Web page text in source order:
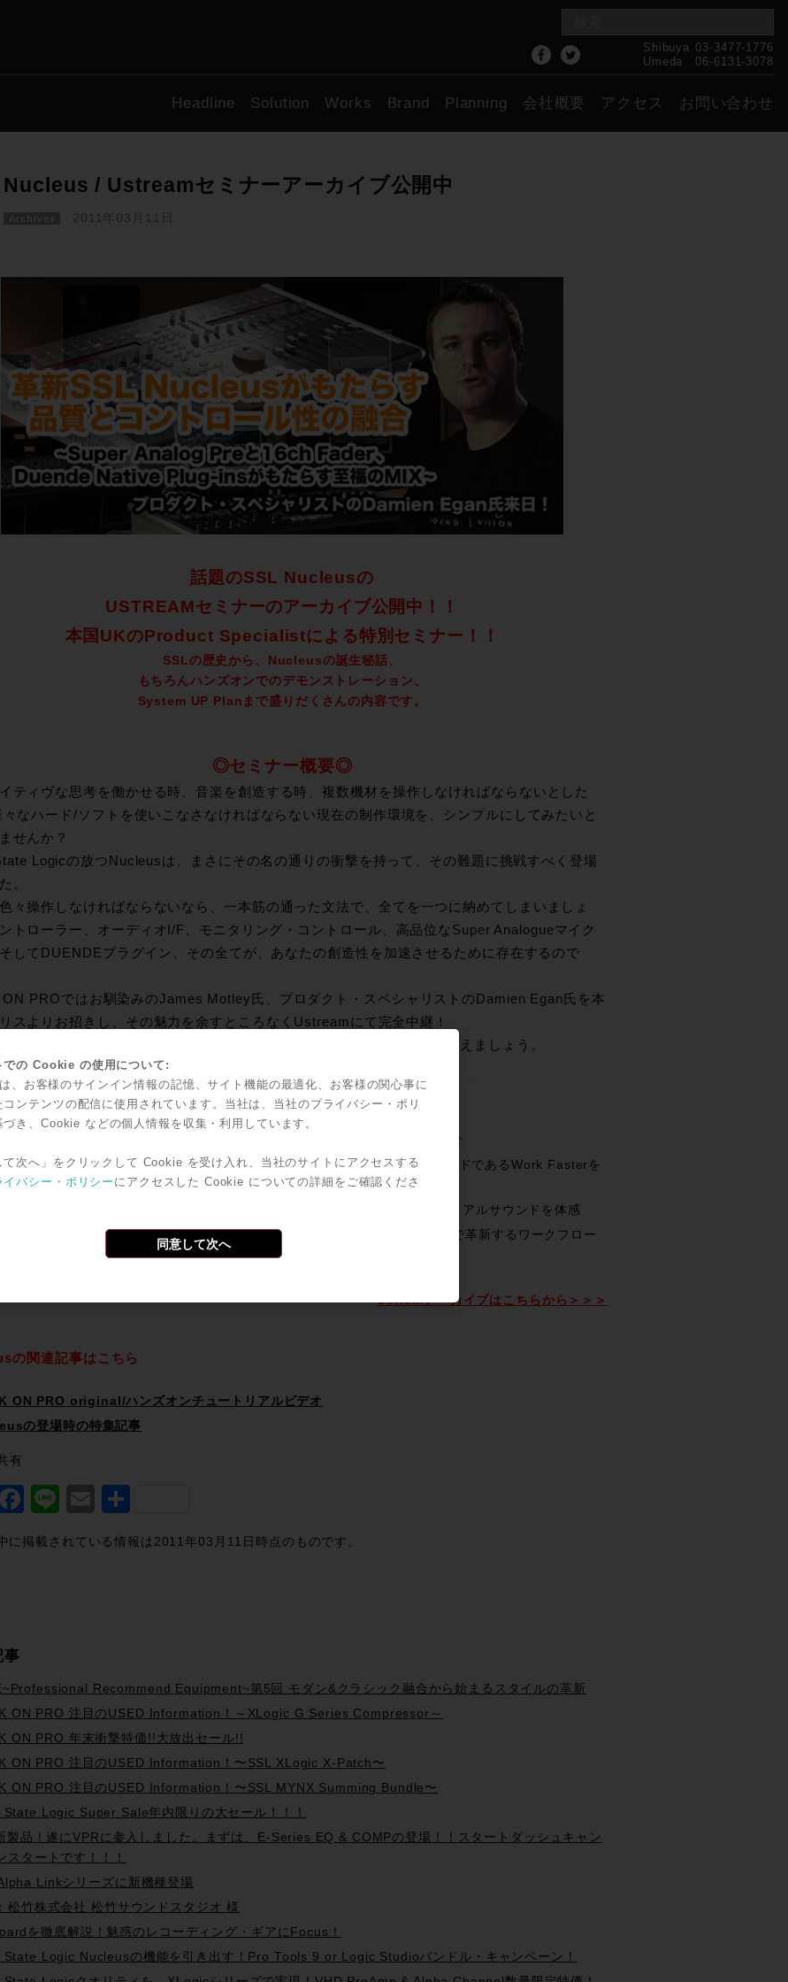
Shibuya 03-3477-1776
Umeda
06-6131-3078
Headline Solution Works Brand Planning 会社概要 アクセス お問い合わせ
Nucleus / Ustreamセミナーアーカイブ公開中
2011年03月11日
話題のSSL Nucleusの
USTREAMセミナーのアーカイブ公開中！！
本国UKのProduct Specialistによる特別セミナー！！
SSLの歴史から、Nucleusの誕生秘話、
もちろんハンズオンでのデモンストレーション、
System UP Planまで盛りだくさんの内容です。
◎セミナー概要◎
ティヴな思考を働かせる時、音楽を創造する時、複数機材を操作しなければならないとした
々なハード/ソフトを使いこなさなければならない現在の制作環境を、シンプルにしてみたいと
せんか？
Logicの放つNucleusは、まさにその名の通りの衝撃を持って、その難題に挑戦すべく登場
。
々操作しなければならないなら、一本筋の通った文法で、全てを一つに納めてしまいましょ
トローラー、オーディオI/F、モニタリング・コントロール、高品位なSuper Analogueマイク
してDUENDEプラグイン、その全てが、あなたの創造性を加速させるために存在するので
ON PROではお馴染みのJames Motley氏、プロダクト・スペシャリストのDamien Egan氏を本
スよりお招きし、その魅力を余すところなくUstreamにて完全中継！
今迄のワークフローの常識を忘れて、Solid State Logicの新たな挑戦に応えましょう。
◎セミナーの流れ◎
の歴史の中から、変革を呼び起こす製品開発思想～Nucleus誕生秘話をご紹介
Duende Native Plug-insが生み出す高効率＆高品位MIX～キーワードであるWork Fasterを
材を使用してのミックスでご紹介
Anologueの有効性～9000系の流れを含むX-Rackシリーズとの比較でリアルサウンドを体感
で軽快ハンドリング～最大3台のDAWマルチ対応（Pro Tools、Logic等）で革新するワークフロー
Ustremアーカイブはこちらから＞＞＞
の関連記事はこちら
ON PRO original/ハンズオンチュートリアルビデオ
の登場時の特集記事
有
Twitter
Facebook
LineEmail
に掲載されている情報は2011年03月11日時点のものです。
事
Recommend Equipment~第5回 モダン&クラシック融合から始まるスタイルの革新
ON PRO 注目のUSED Information！～XLogic G Series Compressor～
ON PRO 年末衝撃特価!!大放出セール!!
ON PRO 注目のUSED Information！〜SSL XLogic X-Patch〜
ON PRO 注目のUSED Information！〜SSL MYNX Summing Bundle〜
State Logic Super Sale年内限りの大セール！！！
製品！遂にVPRに参入しました。まずは、E-Series EQ & COMPの登場！！スタートダッシュキャン
スタートです！！！
Linkシリーズに新機種登場
松竹株式会社 松竹サウンドスタジオ 様
を徹底解説！魅惑のレコーディング・ギアにFocus！
State Logic Nucleusの機能を引き出す！Pro Tools 9 or Logic Studioバンドル・キャンペーン！
での Cookie の使用について:
、お客様のサインイン情報の記憶、サイト機能の最適化、お客様の関心事に
コンテンツの配信に使用されています。当社は、当社のプライバシー・ポリ
づき、Cookie などの個人情報を収集・利用しています。
て次へ」をクリックして Cookie を受け入れ、当社のサイトにアクセスする
イバシー・ポリシーにアクセスした Cookie についての詳細をご確認くださ
同意して次へ